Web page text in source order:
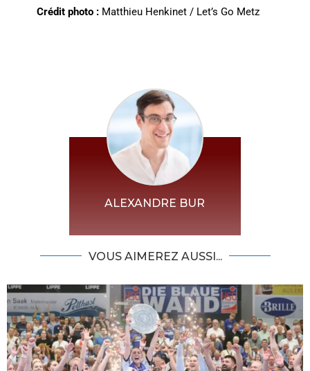
Crédit photo :Matthieu Henkinet / Let’s Go Metz
ALEXANDRE BUR
VOUS AIMEREZ AUSSI...